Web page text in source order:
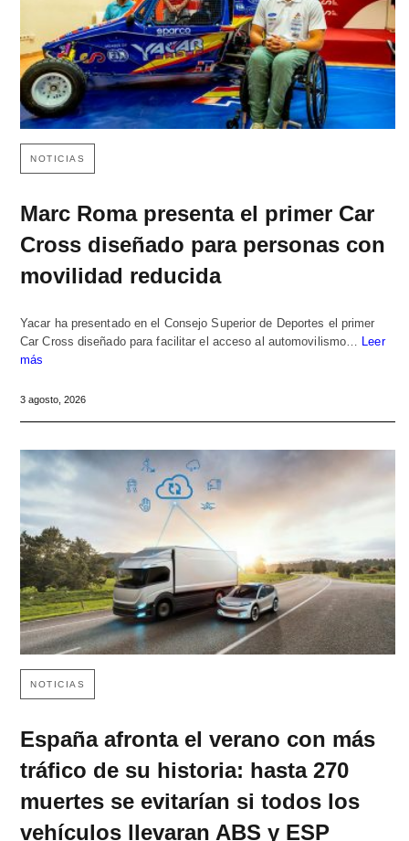
NOTICIAS
Marc Roma presenta el primer Car
Cross diseñado para personas con
movilidad reducida
Yacar ha presentado en el Consejo Superior de Deportes el primer
Car Cross diseñado para facilitar el acceso al automovilismo… Leer
más
3 agosto, 2026
NOTICIAS
España afronta el verano con más
tráfico de su historia: hasta 270
muertes se evitarían si todos los
vehículos llevaran ABS y ESP